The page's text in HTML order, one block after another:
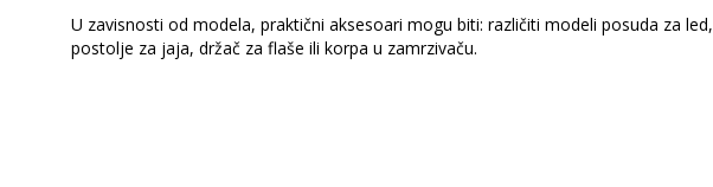
U zavisnosti od modela, praktični aksesoari mogu biti: različiti modeli posuda za led,
postolje za jaja, držač za flaše ili korpa u zamrzivaču.